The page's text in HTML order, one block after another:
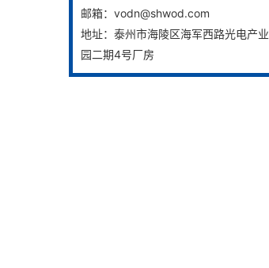
邮箱： vodn@shwod.com
地址： 泰州市海陵区海军西路光电产业
园二期4号厂房